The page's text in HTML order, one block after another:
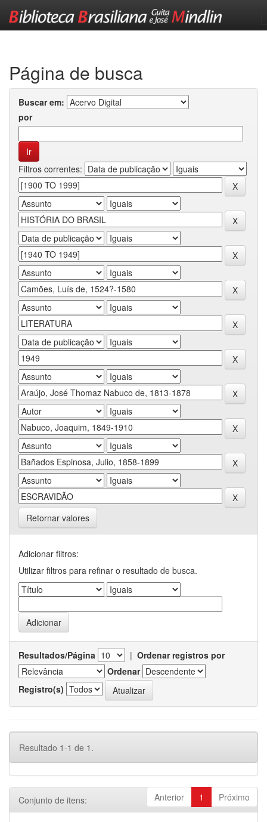
Página de busca
Buscar em:
por
Filtros correntes:
Retornar valores
Adicionar filtros:
Utilizar filtros para refinar o resultado de busca.
Resultados/Página | Ordenar registros por
Ordenar
Registro(s)
Resultado 1-1 de 1.
Anterior 1 Próximo
Conjunto de itens: